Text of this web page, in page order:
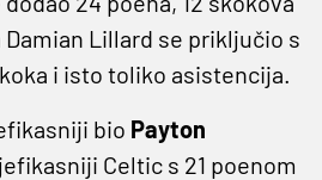
Lillard se priključio s
i isto toliko asistencija.
bio Payton
Celtic s 21 poenom